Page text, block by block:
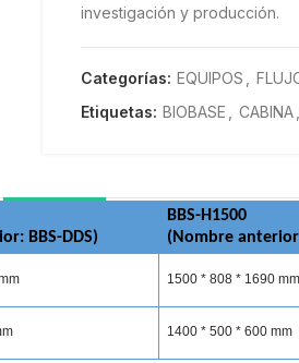
investigación y producción.
Categorías: EQUIPOS ,
Etiquetas: BIOBASE , CABINA,
DESCRIPCIÓN
BBS-DDS)
BBS-H1500
(Nombre
1500 * 808 * 1690 mm
1400 * 500 * 600 mm